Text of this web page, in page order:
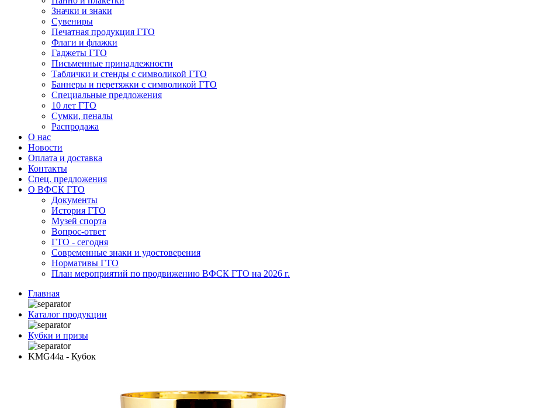
Значки и знаки
Сувениры
Печатная продукция ГТО
Флаги и флажки
Гаджеты ГТО
Письменные принадлежности
Таблички и стенды с символикой ГТО
Баннеры и перетяжки с символикой ГТО
Специальные предложения
10 лет ГТО
Сумки, пеналы
Распродажа
О нас
Новости
Оплата и доставка
Контакты
Спец. предложения
О ВФСК ГТО
Документы
История ГТО
Музей спорта
Вопрос-ответ
ГТО - сегодня
Современные знаки и удостоверения
Нормативы ГТО
План мероприятий по продвижению ВФСК ГТО на 2026 г.
Главная
Каталог продукции
Кубки и призы
KMG44a - Кубок